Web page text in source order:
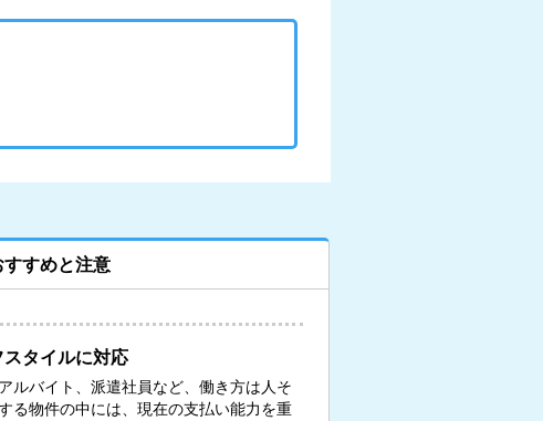
すめと注意
タイルに対応
ルバイト、派遣社員など、働き方は人そ
る物件の中には、現在の支払い能力を重